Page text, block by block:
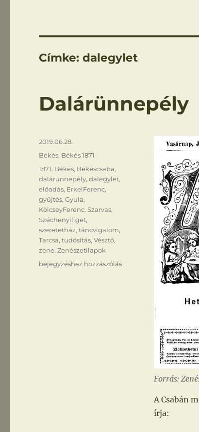
Címke:dalegylet
Dalárünnepély
Forrás:
A Csabán
írja:
Közzétéve
2019.06.28.
Kategória
Békés, Békés 1871
Címke
1871, Békés, Békéscsaba,
dalárünnepély,dalegylet,
előadás, ErkelFerenc,
gyűjtés,Gyula,
KölcseyFerenc,Szarvas,
Széchenyiliget,
szeretetház,táncvigalom,
Tarcsa,tudósítás,Vésztő,
zene,Zenészetilapok
Dalárünnepély
bejegyzéshez hozzászólás